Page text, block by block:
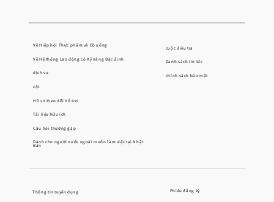
Thông tin tuyển dụng Phiếu đăng ký
Về Hiệp hội Thực phẩm và Đồ uống
Về Hệ thống Lao động có Kỹ năng Đặc định
dịch vụ
cột
Hồ sơ theo dõi hỗ trợ
Tài liệu hữu ích
Câu hỏi thường gặp
Dành cho người nước ngoài muốn làm việc tại Nhật
Bản
cuộc điều tra
Danh sách tin tức
chính sách bảo mật